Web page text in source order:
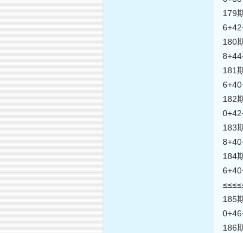
179
180
181
182
183
184
185
186